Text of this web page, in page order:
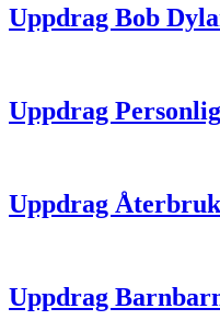
Uppdrag Bob
Uppdrag
Uppdrag
Uppdrag